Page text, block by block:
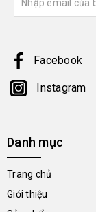
Facebook
Instagram
Danh mục
Trang chủ
Giới thiệu